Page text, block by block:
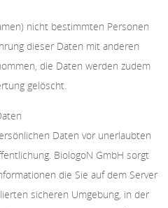
nicht bestimmten Personen
dieser Daten mit anderen
die Daten werden zudem
gelöscht.
Daten vor unerlaubten
BiologoN GmbH sorgt
die Sie auf dem Server
sicheren Umgebung, in der